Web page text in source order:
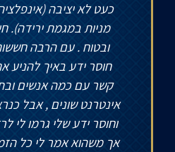
כעט לא יציבה
מניות במגמת ירידה).
ובטוח . עם הרבה
חוסר ידע באיך להניע
קשר עם כמה אנשים
אינטרנט שונים , אבל
וחוסר ידע שלי גרמו לי
אך משהוא אמר לי כל